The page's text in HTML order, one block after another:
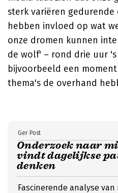
sterk variëren gedurende
hebben invloed op wat
onze dromen kunnen
de wolf' – rond drie uur
bijvoorbeeld een
thema's de overhand
Onderzoek naar
vindt dagelijkse
denken
Ger Post
Fascinerende analyse